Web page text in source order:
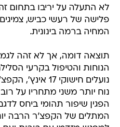
לא התעלה על יריבו בתחום
פלישה של רעשי כביש,
המחיה ברמה בינונית.
תוצאה דומה, אך לא זהה
נוח יותר משני מתחריו על
הפגין שיפור תהומי ביחס
המתלים של הקפצ'ר הרבה